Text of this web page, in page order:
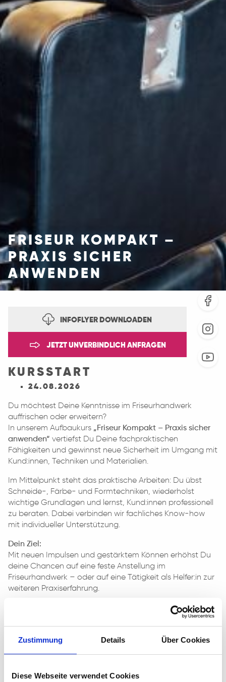
Zustimmung Details Über Cookies
Diese Webseite verwendet Cookies
FRISEUR KOMPAKT –
PRAXIS SICHER
ANWENDEN
INFOFLYER DOWNLOADEN
JETZT UNVERBINDLICH ANFRAGEN
KURSSTART
24.08.2026
Du möchtest Deine Kenntnisse im Friseurhandwerk
auffrischen oder erweitern?
In unserem Aufbaukurs „Friseur Kompakt – Praxis sicher
anwenden“ vertiefst Du Deine fachpraktischen
Fähigkeiten und gewinnst neue Sicherheit im Umgang mit
Kund:innen, Techniken und Materialien.
Im Mittelpunkt steht das praktische Arbeiten: Du übst
Schneide-, Färbe- und Formtechniken, wiederholst
wichtige Grundlagen und lernst, Kund:innen professionell
zu beraten. Dabei verbinden wir fachliches Know-how
mit individueller Unterstützung.
Dein Ziel:
Mit neuen Impulsen und gestärktem Können erhöhst Du
deine Chancen auf eine feste Anstellung im
Friseurhandwerk – oder auf eine Tätigkeit als Helfer:in zur
weiteren Praxiserfahrung.
ZIELE:
anwenden“erweiterst Du Deine fachlichen und